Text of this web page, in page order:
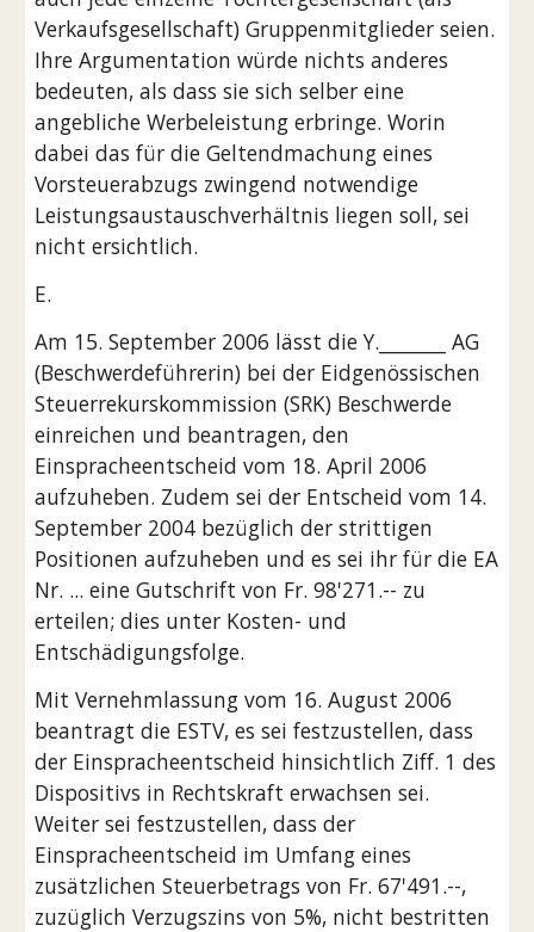
Verkaufsgesellschaft) Gruppenmitglieder seien.
Ihre Argumentation würde nichts anderes
bedeuten, als dass sie sich selber eine
angebliche Werbeleistung erbringe. Worin
dabei das für die Geltendmachung eines
Vorsteuerabzugs zwingend notwendige
Leistungsaustauschverhältnis liegen soll, sei
nicht ersichtlich.
E.
Am 15. September 2006 lässt die Y._______ AG
(Beschwerdeführerin) bei der Eidgenössischen
Steuerrekurskommission (SRK) Beschwerde
einreichen und beantragen, den
Einspracheentscheid vom 18. April 2006
aufzuheben. Zudem sei der Entscheid vom 14.
September 2004 bezüglich der strittigen
Positionen aufzuheben und es sei ihr für die EA
Nr. ... eine Gutschrift von Fr. 98'271.-- zu
erteilen; dies unter Kosten- und
Entschädigungsfolge.
Mit Vernehmlassung vom 16. August 2006
beantragt die ESTV, es sei festzustellen, dass
der Einspracheentscheid hinsichtlich Ziff. 1 des
Dispositivs in Rechtskraft erwachsen sei.
Weiter sei festzustellen, dass der
Einspracheentscheid im Umfang eines
zusätzlichen Steuerbetrags von Fr. 67'491.--,
zuzüglich Verzugszins von 5%, nicht bestritten